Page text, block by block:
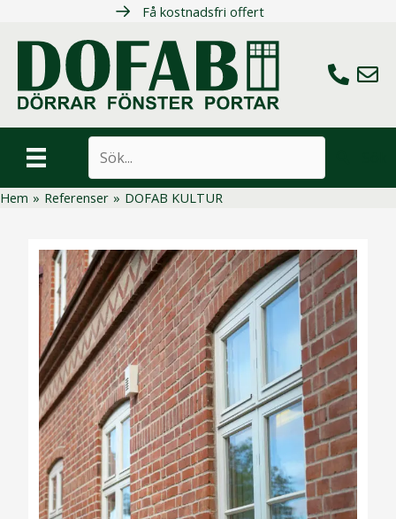
innehåll
Få kostnadsfri offert
Ring oss
Maila
Hem » Referenser » DOFAB KULTUR